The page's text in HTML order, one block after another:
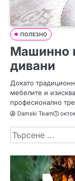
ПОЛЕЗНО
Машинно
дивани
Докато
мебелите и
професионално
Damski Team
Търсене
за: